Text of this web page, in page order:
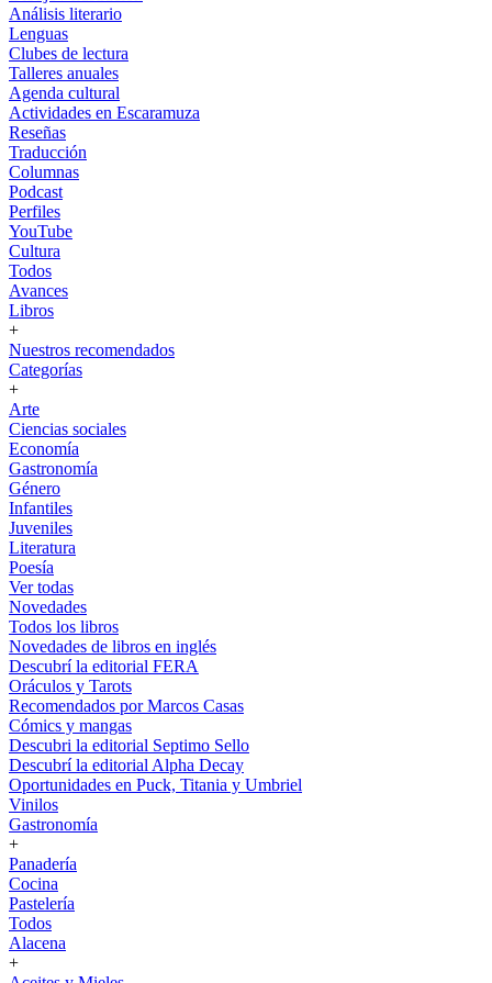
Análisis literario
Lenguas
Clubes de lectura
Talleres anuales
Agenda cultural
Actividades en Escaramuza
Reseñas
Traducción
Columnas
Podcast
Perfiles
YouTube
Cultura
Todos
Avances
Libros
+
Nuestros recomendados
Categorías
+
Arte
Ciencias sociales
Economía
Gastronomía
Género
Infantiles
Juveniles
Literatura
Poesía
Ver todas
Novedades
Todos los libros
Novedades de libros en inglés
Descubrí la editorial FERA
Oráculos y Tarots
Recomendados por Marcos Casas
Cómics y mangas
Descubri la editorial Septimo Sello
Descubrí la editorial Alpha Decay
Oportunidades en Puck, Titania y Umbriel
Vinilos
Gastronomía
+
Panadería
Cocina
Pastelería
Todos
Alacena
+